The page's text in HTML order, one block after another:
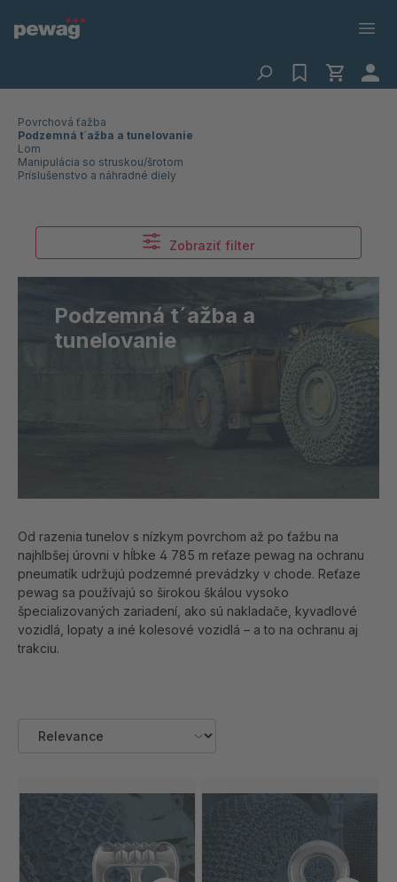
Povrchová ťažba
Podzemná t´ažba a tunelovanie
Lom
Manipulácia so struskou/šrotom
Príslušenstvo a náhradné diely
Zobraziť filter
Podzemná t´ažba a
tunelovanie
Od razenia tunelov s nízkym povrchom až po ťažbu na
najhlbšej úrovni v hĺbke 4 785 m reťaze pewag na ochranu
pneumatík udržujú podzemné prevádzky v chode. Reťaze
pewag sa používajú so širokou škálou vysoko
špecializovaných zariadení, ako sú nakladače, kyvadlové
vozidlá, lopaty a iné kolesové vozidlá – a to na ochranu aj
trakciu.